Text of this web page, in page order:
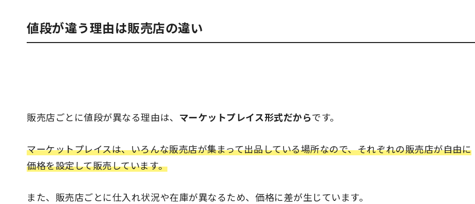
値段が違う理由は販売店の違い
販売店ごとに値段が異なる理由は、 マーケットプレイス形式だからです。
マーケットプレイスは、いろんな販売店が集まって出品している場所なので、それぞれの販売店が自由に
価格を設定して販売しています。
また、販売店ごとに仕入れ状況や在庫が異なるため、価格に差が生じています。